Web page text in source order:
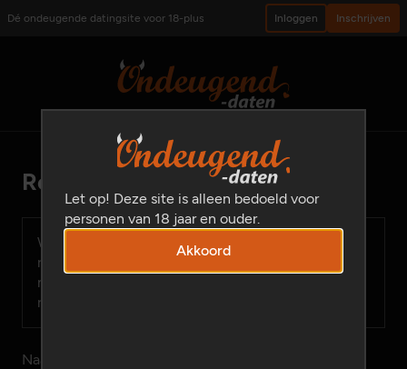
Dé ondeugende datingsite voor 18-plus Inloggen Inschrijven
Reactieformulier
We verzoeken je eerst de Veelgestelde vragen
raadplegen. Staat het antwoord op je vraag daar
niet tussen, gebruik dan onderstaand
reactieformulier.
Naam
Let op! Deze site is alleen bedoeld voor
personen van 18 jaar en ouder.
Akkoord